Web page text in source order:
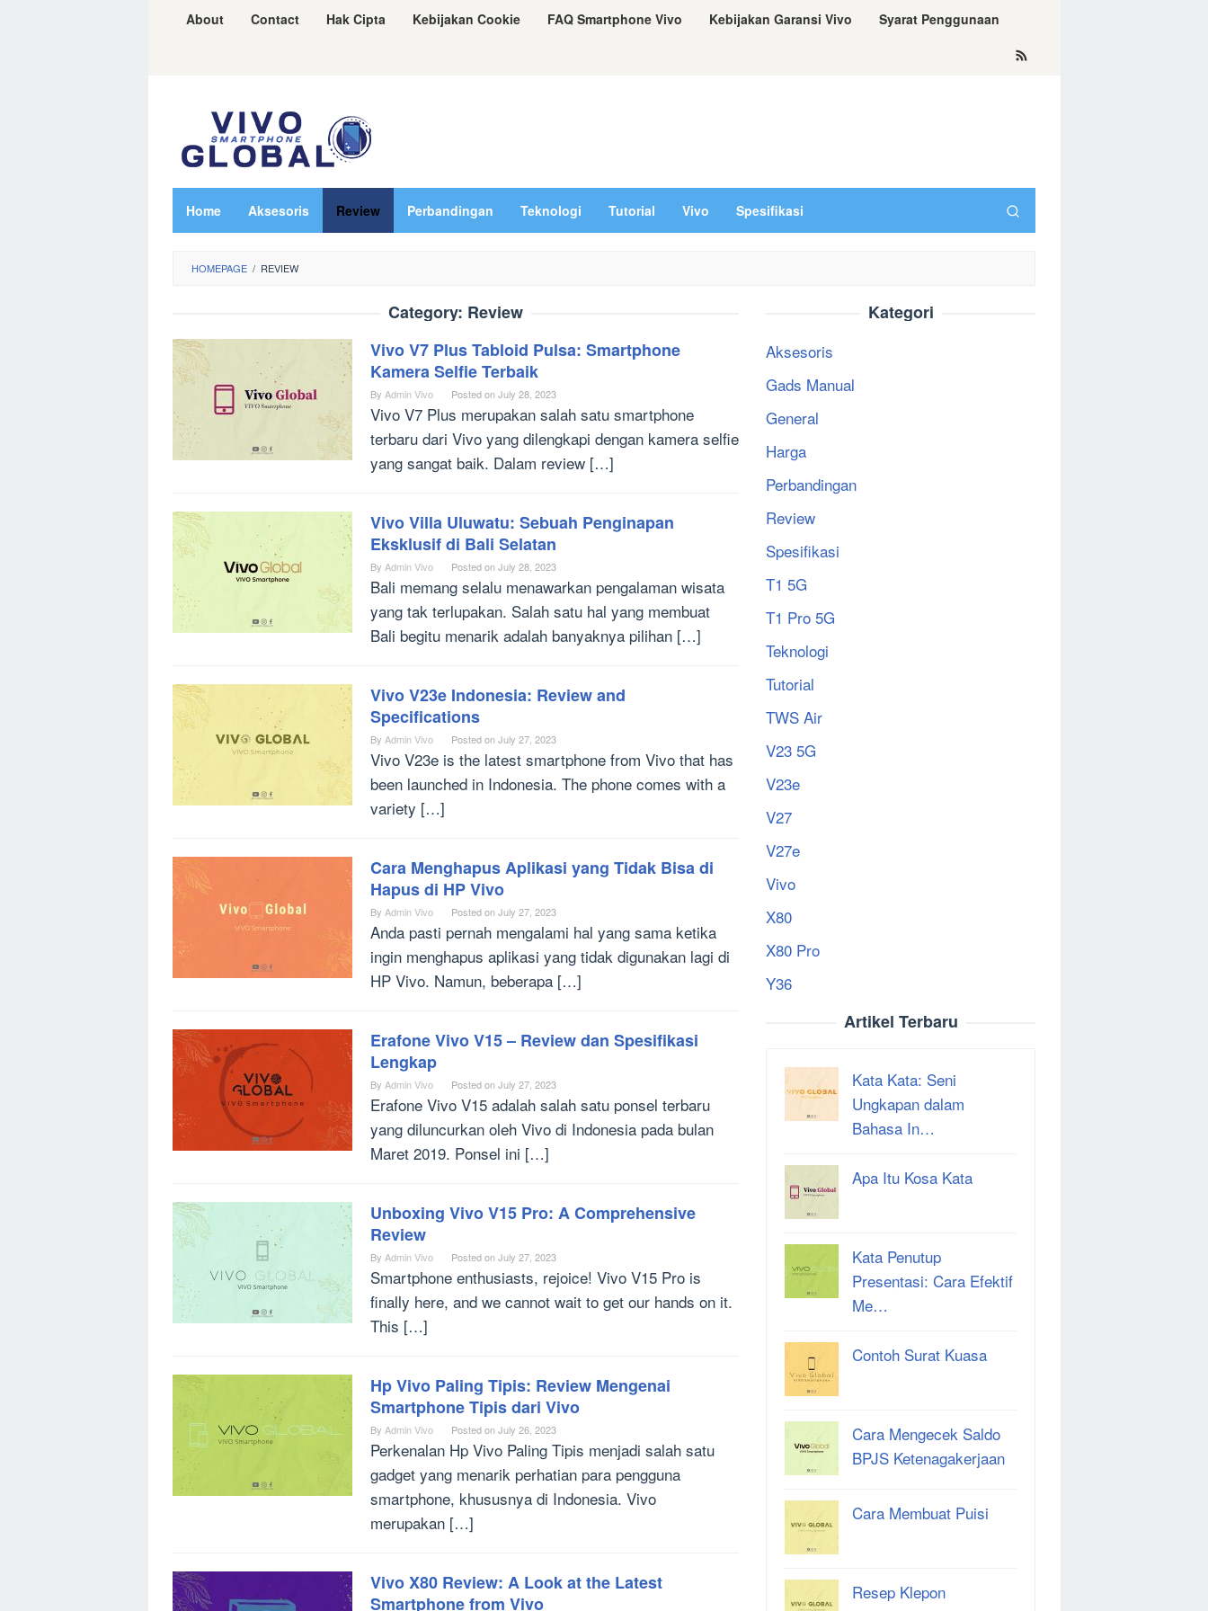
About Contact Hak Cipta Kebijakan Cookie FAQ Smartphone Vivo Kebijakan Garansi Vivo Syarat Penggunaan
Home Aksesoris Review Perbandingan Teknologi Tutorial Vivo Spesifikasi
HOMEPAGE / REVIEW
Category: Review
Vivo V7 Plus Tabloid Pulsa: Smartphone
Kamera Selfie Terbaik
By Admin Vivo Posted onJuly 28, 2023
Vivo V7 Plus merupakan salah satu smartphone
terbaru dari Vivo yang dilengkapi dengan kamera selfie
yang sangat baik. Dalam review […]
Vivo Villa Uluwatu: Sebuah Penginapan
Eksklusif di Bali Selatan
By Admin Vivo Posted onJuly 28, 2023
Bali memang selalu menawarkan pengalaman wisata
yang tak terlupakan. Salah satu hal yang membuat
Bali begitu menarik adalah banyaknya pilihan […]
Vivo V23e Indonesia: Review and
Specifications
By Admin Vivo Posted onJuly 27, 2023
Vivo V23e is the latest smartphone from Vivo that has
been launched in Indonesia. The phone comes with a
variety […]
Cara Menghapus Aplikasi yang Tidak Bisa di
Hapus di HP Vivo
By Admin Vivo Posted onJuly 27, 2023
Anda pasti pernah mengalami hal yang sama ketika
ingin menghapus aplikasi yang tidak digunakan lagi di
HP Vivo. Namun, beberapa […]
Erafone Vivo V15 – Review dan Spesifikasi
Lengkap
By Admin Vivo Posted onJuly 27, 2023
Erafone Vivo V15 adalah salah satu ponsel terbaru
yang diluncurkan oleh Vivo di Indonesia pada bulan
Maret 2019. Ponsel ini […]
Unboxing Vivo V15 Pro: A Comprehensive
Review
By Admin Vivo Posted onJuly 27, 2023
Smartphone enthusiasts, rejoice! Vivo V15 Pro is
finally here, and we cannot wait to get our hands on it.
This […]
Hp Vivo Paling Tipis: Review Mengenai
Smartphone Tipis dari Vivo
By Admin Vivo Posted onJuly 26, 2023
Perkenalan Hp Vivo Paling Tipis menjadi salah satu
gadget yang menarik perhatian para pengguna
smartphone, khususnya di Indonesia. Vivo
merupakan […]
Vivo X80 Review: A Look at the Latest
Smartphone from Vivo
Kategori
Aksesoris
Gads Manual
General
Harga
Perbandingan
Review
Spesifikasi
T1 5G
T1 Pro 5G
Teknologi
Tutorial
TWS Air
V23 5G
V23e
V27
V27e
Vivo
X80
X80 Pro
Y36
Artikel Terbaru
Kata Kata: Seni
Ungkapan dalam
Bahasa In…
Apa Itu Kosa Kata
Kata Penutup
Presentasi: Cara Efektif
Me…
Contoh Surat Kuasa
Cara Mengecek Saldo
BPJS Ketenagakerjaan
Cara Membuat Puisi
Resep Klepon